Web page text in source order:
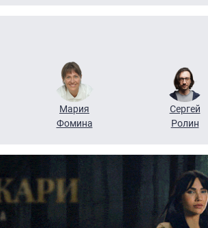
Мария
Фомина
Сергей
Ролин